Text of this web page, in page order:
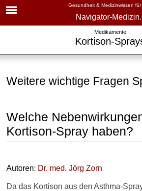
Gesundheit & Medizinwissen
Navigator-
Medikamente
Kortison-
Weitere wichtige Fragen
Welche
Kortison-Spray haben?
Autoren: Dr. med. Jörg Zorn
Da das Kortison aus den Asthma-
► News
► Krankheiten
► Therapieverfahren
▾
Kortison-Salben
Wirkung
Nebenwirkungen